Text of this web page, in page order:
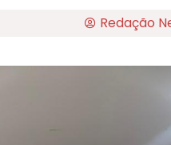
Redação